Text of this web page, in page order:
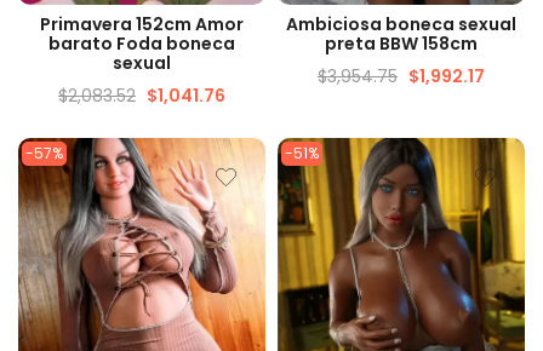
VISUALIZAÇÃO RÁPIDA
Primavera 152cm Amor
barato Foda boneca
sexual
$2,083.52 $1,041.76
VISUALIZAÇÃO RÁPIDA
Ambiciosa boneca sexual
preta BBW 158cm
$3,954.75 $1,992.17
-57% -51%